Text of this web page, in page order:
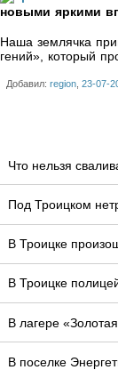
новыми яркими
Наша землячка
гений», который
Добавил: region, 23-07-
Что нельзя
Под Троицком
В Троицке
В Троицке
В лагере
В поселке